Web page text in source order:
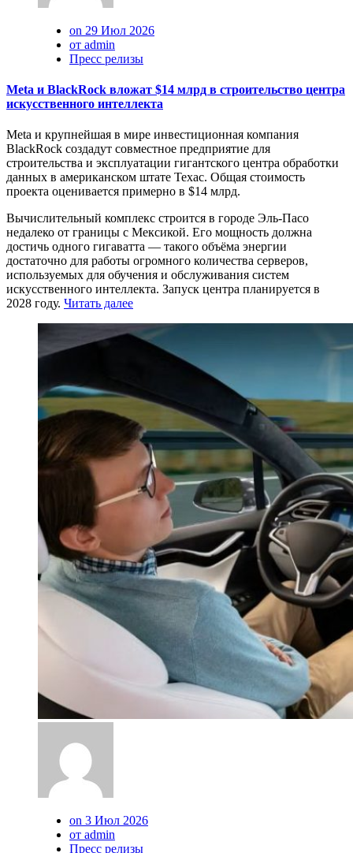
on 29 Июл 2026
от admin
Пресс релизы
Meta и BlackRock вложат $14 млрд в строительство центра
искусственного интеллекта
Meta и крупнейшая в мире инвестиционная компания
BlackRock создадут совместное предприятие для
строительства и эксплуатации гигантского центра обработки
данных в американском штате Техас. Общая стоимость
проекта оценивается примерно в $14 млрд.
Вычислительный комплекс строится в городе Эль-Пасо
недалеко от границы с Мексикой. Его мощность должна
достичь одного гигаватта — такого объёма энергии
достаточно для работы огромного количества серверов,
используемых для обучения и обслуживания систем
искусственного интеллекта. Запуск центра планируется в
2028 году. Читать далее
on 3 Июл 2026
от admin
Пресс релизы